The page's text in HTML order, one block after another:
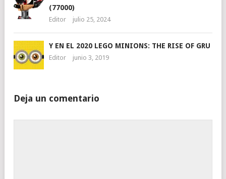
(77000)
Editor julio 25, 2024
Y EN EL 2020 LEGO MINIONS: THE RISE OF GRU
Editor junio 3, 2019
Deja un comentario